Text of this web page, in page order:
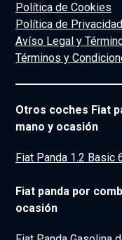
Política de Cookies
Política de Privacidad
Avíso Legal y
Términos y
Otros coches Fiat
mano y ocasión
Fiat Panda 1.2 Basic
Fiat panda por
ocasión